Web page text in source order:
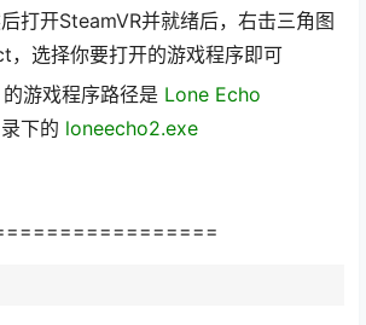
打开SteamVR并就绪后，右击三角图
，选择你要打开的游戏程序即可
游戏程序路径是 Lone Echo
下的 loneecho2.exe